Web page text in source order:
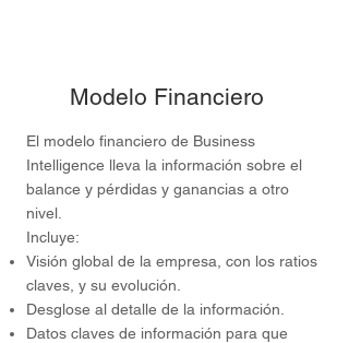
Modelo Financiero
El modelo financiero de Business
Intelligence lleva la información sobre el
balance y pérdidas y ganancias a otro
nivel.
Incluye:
Visión global de la empresa, con los ratios
claves, y su evolución.
Desglose al detalle de la información.
Datos claves de información para que